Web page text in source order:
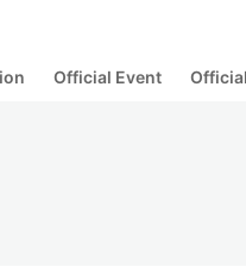
Official Event